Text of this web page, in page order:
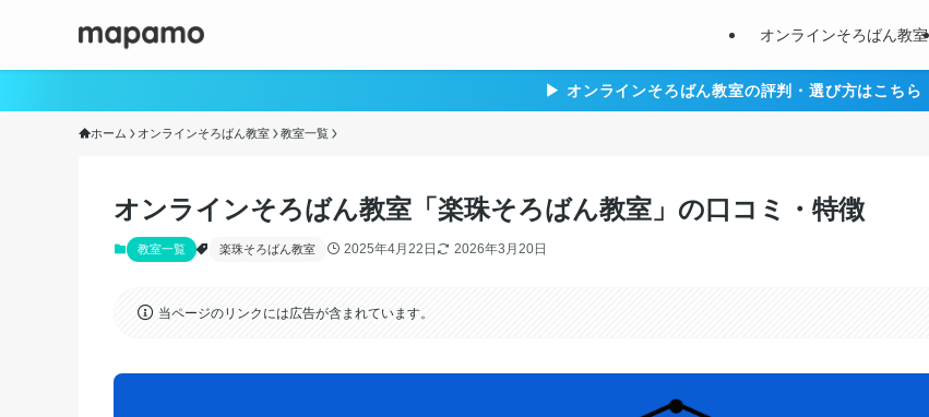
オンラインそろばん教室
▶︎ オンラインそろばん教室の評判・選び方はこちら
ホーム オンラインそろばん教室 教室一覧
オンラインそろばん教室「楽珠そろばん教室」の口コミ・特徴
教室一覧 楽珠そろばん教室 2025年4月22日 2026年3月20日
当ページのリンクには広告が含まれています。